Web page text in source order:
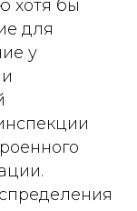
хотя бы
для
у